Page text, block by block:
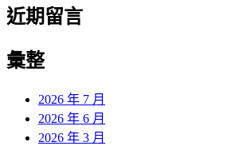
近期留言
彙整
2026 年 7 月
2026 年 6 月
2026 年 3 月